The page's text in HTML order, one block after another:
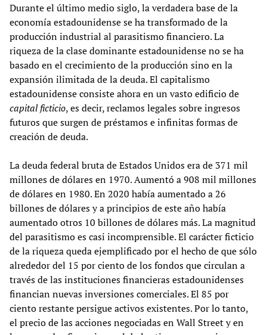
Durante el último medio siglo, la verdadera base de la
economía estadounidense se ha transformado de la
producción industrial al parasitismo financiero. La
riqueza de la clase dominante estadounidense no se ha
basado en el crecimiento de la producción sino en la
expansión ilimitada de la deuda. El capitalismo
estadounidense consiste ahora en un vasto edificio de
capital ficticio, es decir, reclamos legales sobre ingresos
futuros que surgen de préstamos e infinitas formas de
creación de deuda.
La deuda federal bruta de Estados Unidos era de 371 mil
millones de dólares en 1970. Aumentó a 908 mil millones
de dólares en 1980. En 2020 había aumentado a 26
billones de dólares y a principios de este año había
aumentado otros 10 billones de dólares más. La magnitud
del parasitismo es casi incomprensible. El carácter ficticio
de la riqueza queda ejemplificado por el hecho de que sólo
alrededor del 15 por ciento de los fondos que circulan a
través de las instituciones financieras estadounidenses
financian nuevas inversiones comerciales. El 85 por
ciento restante persigue activos existentes. Por lo tanto,
el precio de las acciones negociadas en Wall Street y en